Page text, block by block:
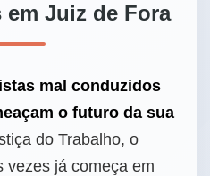
em Juiz de Fora
mal conduzidos
o futuro da sua
do Trabalho, o
vezes já começa em